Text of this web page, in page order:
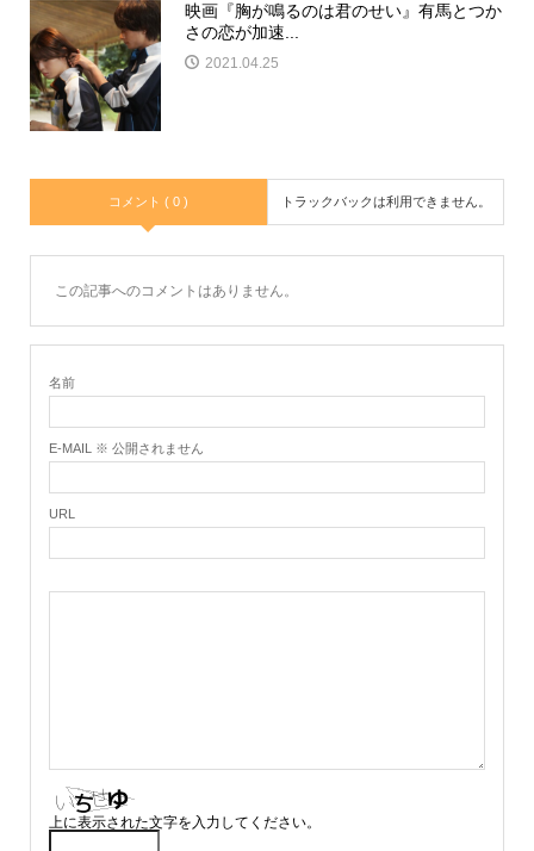
映画『胸が鳴るのは君のせい』有馬とつか
さの恋が加速...
2021.04.25
コメント ( 0 ) トラックバックは利用できません。
この記事へのコメントはありません。
名前
E-MAIL ※ 公開されません
URL
上に表示された文字を入力してください。